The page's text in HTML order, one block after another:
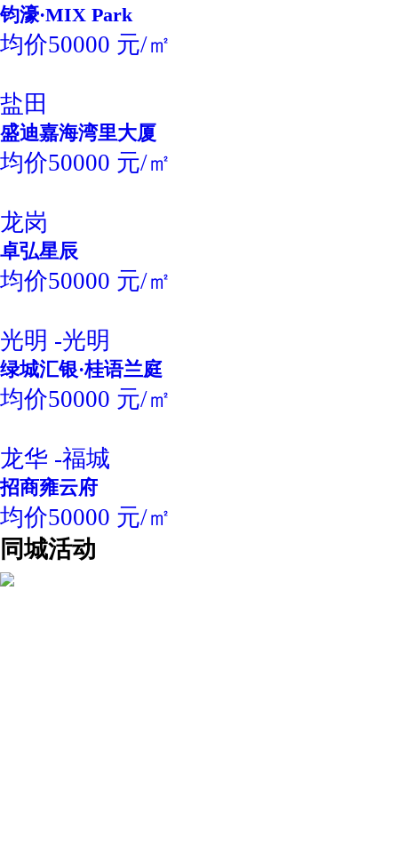
钧濠·MIX Park
均价50000 元/㎡
盐田
盛迪嘉海湾里大厦
均价50000 元/㎡
龙岗
卓弘星辰
均价50000 元/㎡
光明 -光明
绿城汇银·桂语兰庭
均价50000 元/㎡
龙华 -福城
招商雍云府
均价50000 元/㎡
同城活动